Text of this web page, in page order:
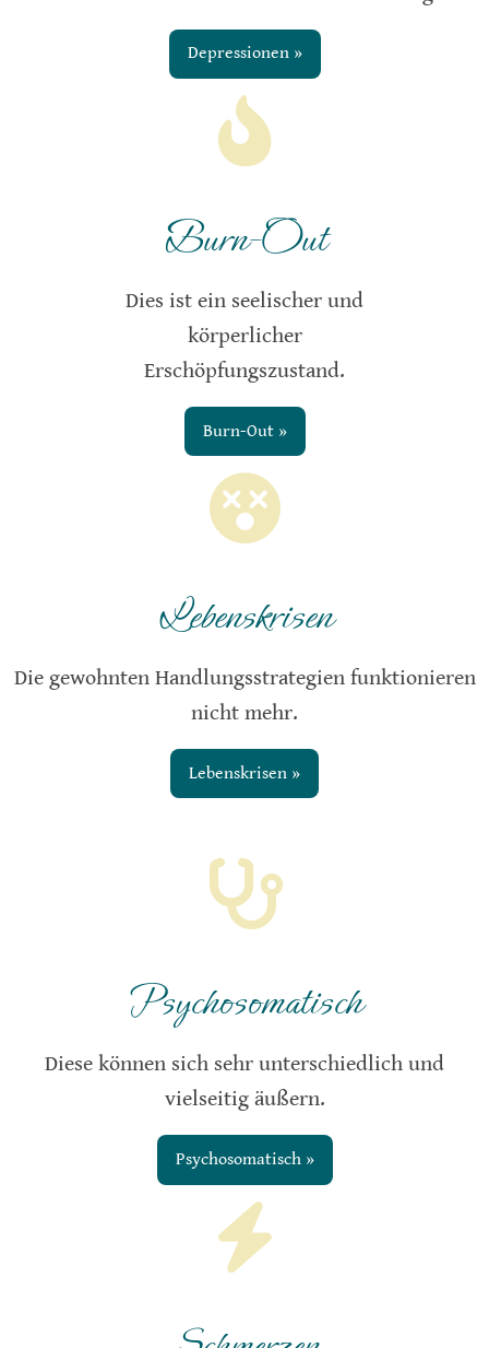
Depressionen »
Burn-Out
Dies ist ein seelischer und
körperlicher
Erschöpfungszustand.
Burn-Out »
Lebenskrisen
Die gewohnten Handlungsstrategien funktionieren
nicht mehr.
Lebenskrisen »
Psychosomatisch
Diese können sich sehr unterschiedlich und
vielseitig äußern.
Psychosomatisch »